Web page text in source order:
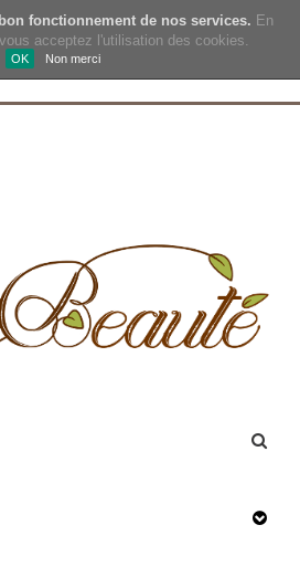
fonctionnement de nos services. En
acceptez l'utilisation des cookies.
OK Non merci